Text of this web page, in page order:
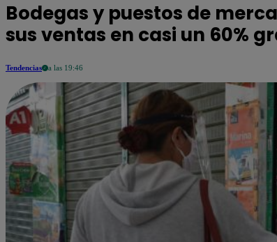
Bodegas y puestos de
sus ventas en casi un 60%
Tendencias a las 19:46